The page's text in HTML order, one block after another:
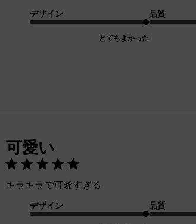
デザイン
とてもよかった
品質
可愛い
キラキラで可愛すぎる
デザイン 品質